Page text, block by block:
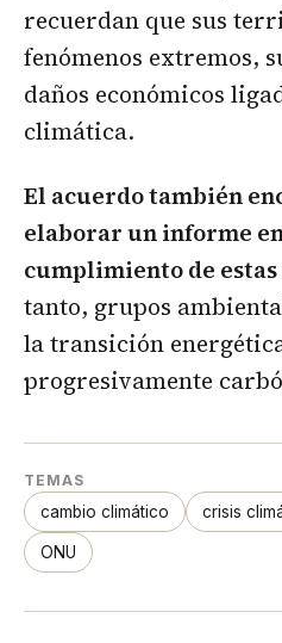
recuerdan que sus
fenómenos extremos,
daños económicos
climática.
El acuerdo también
elaborar un informe
cumplimiento de
tanto, grupos
la transición
progresivamente
TEMAS
cambio climático crisis
ONU